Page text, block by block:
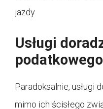
jazdy.
Usługi
podatkowego
Paradoksalnie, usługi
mimo ich ścisłego